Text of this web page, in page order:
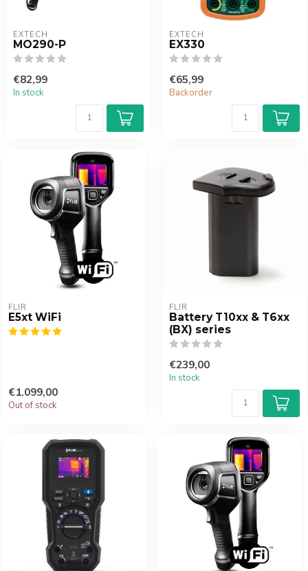
EXTECH
MO290-P
€82,99
In stock
EXTECH
EX330
€65,99
Backorder
FLIR
E5xt WiFi
€1.099,00
Out of stock
FLIR
Battery T10xx & T6xx
(BX) series
€239,00
In stock